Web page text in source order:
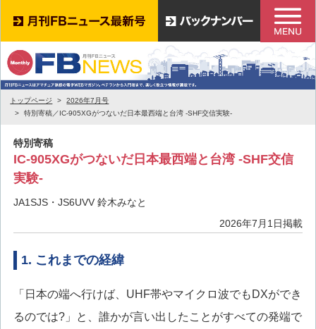
トップページ
2026年7月号
特別寄稿／IC-905XGがつないだ日本最西端と台湾 -SHF交信実験-
特別寄稿
IC-905XGがつないだ日本最西端と台湾 -SHF交信
実験-
JA1SJS・JS6UVV 鈴木みなと
2026年7月1日掲載
1. これまでの経緯
「日本の端へ行けば、UHF帯やマイクロ波でもDXができ
るのでは?」と、誰かが言い出したことがすべての発端で